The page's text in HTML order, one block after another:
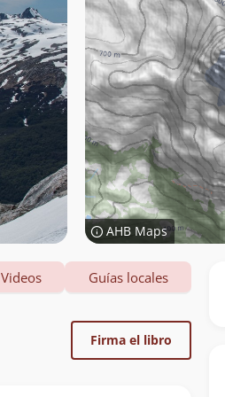
AHB Maps
Videos Guías locales
Firma el libro